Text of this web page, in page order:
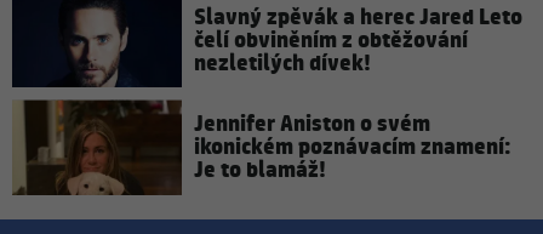
Slavný zpěvák a herec Jared Leto
čelí obviněním z obtěžování
nezletilých dívek!
Jennifer Aniston o svém
ikonickém poznávacím znamení:
Je to blamáž!